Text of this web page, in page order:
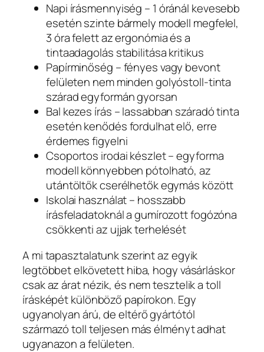
Napi írásmennyiség – 1 óránál kevesebb
esetén szinte bármely modell megfelel,
3 óra felett az ergonómia és a
tintaadagolás stabilitása kritikus
Papírminőség – fényes vagy bevont
felületen nem minden golyóstoll-tinta
szárad egyformán gyorsan
Bal kezes írás – lassabban száradó tinta
esetén kenődés fordulhat elő, erre
érdemes figyelni
Csoportos irodai készlet – egyforma
modell könnyebben pótolható, az
utántöltők cserélhetők egymás között
Iskolai használat – hosszabb
írásfeladatoknál a gumírozott fogózóna
csökkenti az ujjak terhelését
A mi tapasztalatunk szerint az egyik
legtöbbet elkövetett hiba, hogy vásárláskor
csak az árat nézik, és nem tesztelik a toll
írásképét különböző papírokon. Egy
ugyanolyan árú, de eltérő gyártótól
származó toll teljesen más élményt adhat
ugyanazon a felületen.